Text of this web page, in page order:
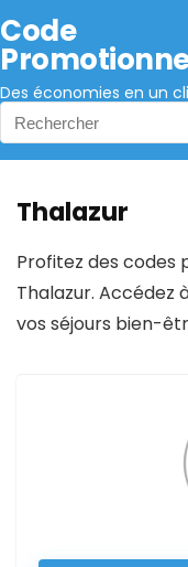
Code
Des économies en un
Thalazur
Profitez des codes
Thalazur. Accédez
vos séjours bien-